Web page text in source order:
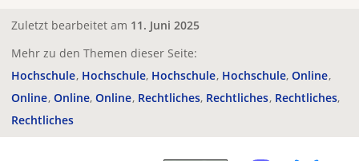
Zuletzt bearbeitet am 11. Juni 2025
Mehr zu den Themen dieser Seite:
Hochschule Hochschule Hochschule Hochschule Online
Online Online Online Rechtliches Rechtliches Rechtliches
Rechtliches